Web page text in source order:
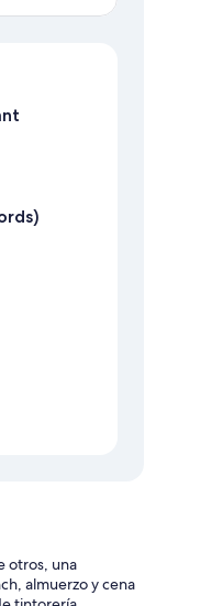
otros, una
almuerzo y cena